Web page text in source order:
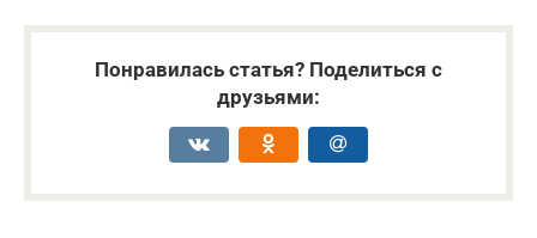
Понравилась статья? Поделиться с
друзьями: